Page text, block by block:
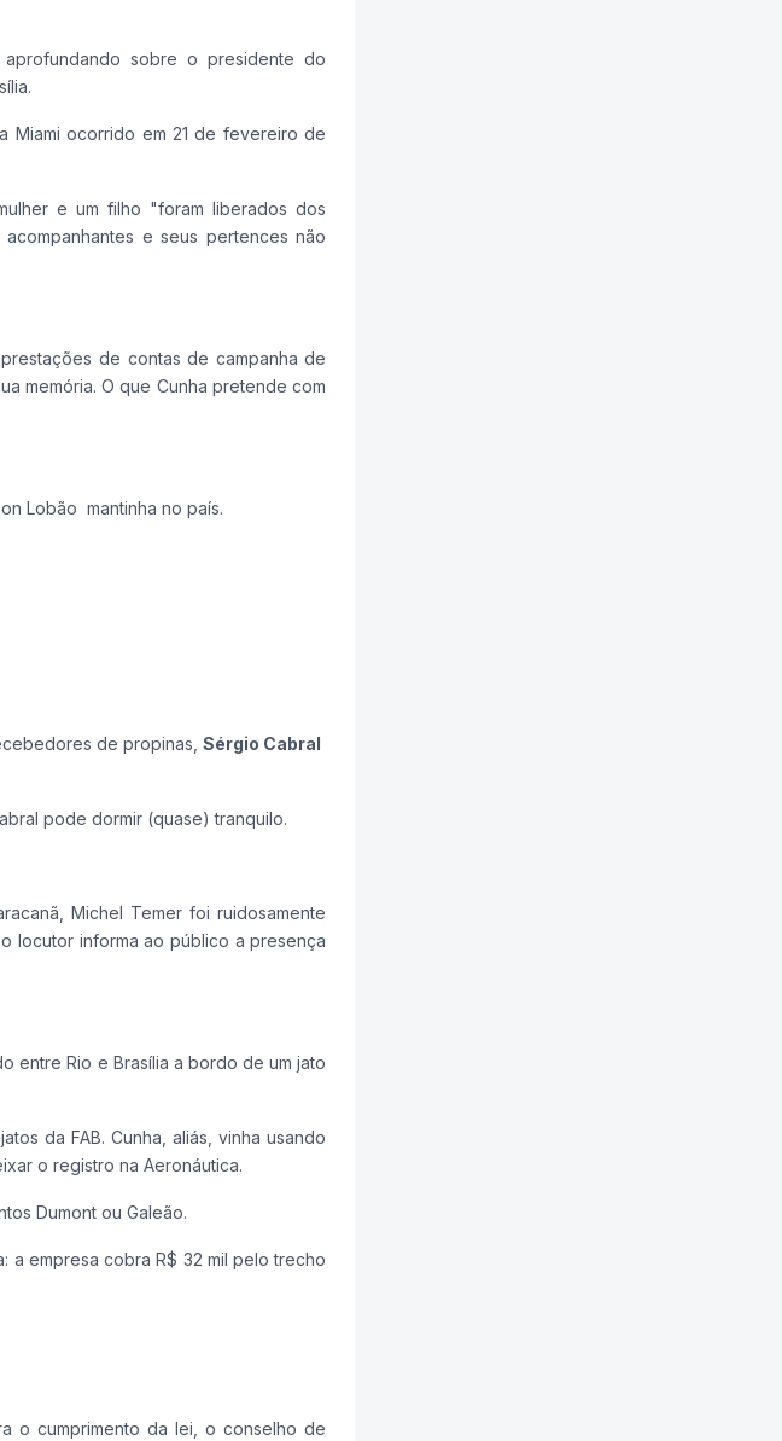
sobre o presidente do
Miami ocorrido em 21 de fevereiro de
e um filho "foram liberados dos
e seus pertences não
de contas de campanha de
memória. O que Cunha pretende com
Lobão mantinha no país.
de propinas,Sérgio Cabral
pode dormir (quase) tranquilo.
Michel Temer foi ruidosamente
locutor informa ao público a presença
entre Rio e Brasília a bordo de um jato
da FAB. Cunha, aliás, vinha usando
o registro na Aeronáutica.
Dumont ou Galeão.
a empresa cobra R$ 32 mil pelo trecho
o cumprimento da lei, o conselho de